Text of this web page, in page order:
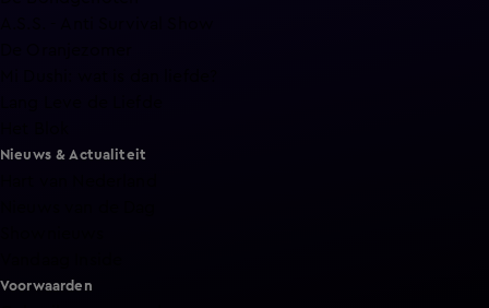
Nieuws & Actualiteit
Voorwaarden